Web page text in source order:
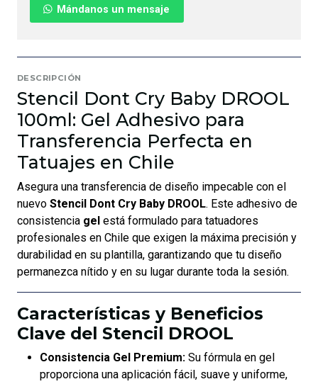
Mándanos un mensaje
DESCRIPCIÓN
Stencil Dont Cry Baby DROOL
100ml: Gel Adhesivo para
Transferencia Perfecta en
Tatuajes en Chile
Asegura una transferencia de diseño impecable con el
nuevo Stencil Dont Cry Baby DROOL. Este adhesivo de
consistencia gel está formulado para tatuadores
profesionales en Chile que exigen la máxima precisión y
durabilidad en su plantilla, garantizando que tu diseño
permanezca nítido y en su lugar durante toda la sesión.
Características y Beneficios
Clave del Stencil DROOL
Consistencia Gel Premium: Su fórmula en gel
proporciona una aplicación fácil, suave y uniforme,